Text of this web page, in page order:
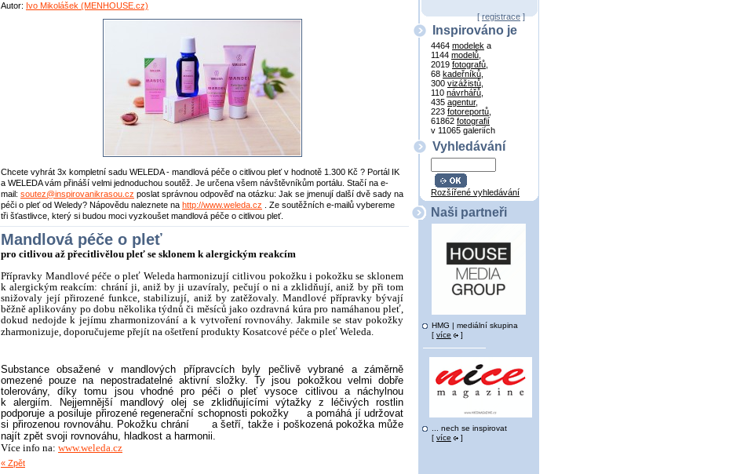
Autor: Ivo Mikolášek (MENHOUSE.cz)
Chcete vyhrát 3x kompletní sadu WELEDA - mandlová péče o citlivou pleť v hodnotě 1.300 Kč ? Portál IK
a WELEDA vám přináší velmi jednoduchou soutěž. Je určena všem návštěvníkům portálu. Stačí na e-
mail: soutez@inspirovanikrasou.cz poslat správnou odpověď na otázku: Jak se jmenují další dvě sady na
péči o pleť od Weledy? Nápovědu naleznete na http://www.weleda.cz . Ze soutěžních e-mailů vybereme
tři šťastlivce, který si budou moci vyzkoušet mandlová péče o citlivou pleť.
Mandlová péče o pleť
pro citlivou až přecitlivělou pleť se sklonem k alergickým reakcím
Přípravky Mandlové péče o pleť Weleda harmonizují citlivou pokožku i pokožku se sklonem
k alergickým reakcím: chrání ji, aniž by ji uzavíraly, pečují o ni a zklidňují, aniž by při tom
snižovaly její přirozené funkce, stabilizují, aniž by zatěžovaly. Mandlové přípravky bývají
běžně aplikovány po dobu několika týdnů či měsíců jako ozdravná kúra pro namáhanou pleť,
dokud nedojde k jejímu zharmonizování a k vytvoření rovnováhy. Jakmile se stav pokožky
zharmonizuje, doporučujeme přejít na ošetření produkty Kosatcové péče o pleť Weleda.
Substance obsažené v mandlových přípravcích byly pečlivě vybrané a záměrně
omezené pouze na nepostradatelné aktivní složky. Ty jsou pokožkou velmi dobře
tolerovány, díky tomu jsou vhodné pro péči o pleť vysoce citlivou a náchylnou
k alergiím. Nejjemnější mandlový olej se zklidňujícími výtažky z léčivých rostlin
podporuje a posiluje přirozené regenerační schopnosti pokožky a pomáhá jí udržovat
si přirozenou rovnováhu. Pokožku chrání a šetří, takže i poškozená pokožka může
najít zpět svoji rovnováhu, hladkost a harmonii.
Více info na: www.weleda.cz
« Zpět
[registrace]
Inspirováno je
4464 modelek a
1144 modelů
2019 fotografů
68 kadeřníků
300 vizážistů
110 návrhářů
435 agentur,
223 fotoreportů
61862 fotografií
v 11065 galeriích
Vyhledávání
Rozšířené vyhledávání
Naši partneři
HMG | mediální skupina
[ více ]
... nech se inspirovat
[ více ]